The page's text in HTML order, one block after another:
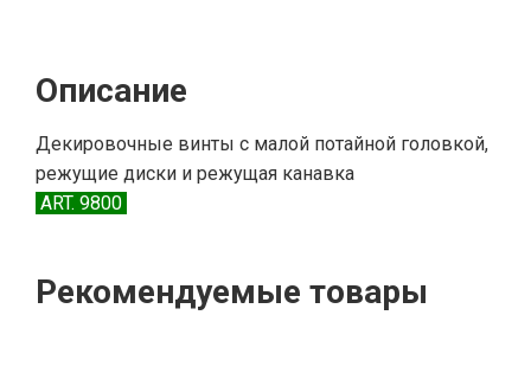
Описание
Декировочные винты с малой потайной головкой,
режущие диски и режущая канавка
ART. 9800
Рекомендуемые товары